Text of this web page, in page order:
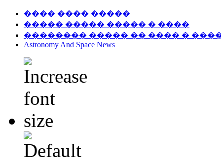
���� ���� �����
����� ����� ����� � ����
�������� ����� �� ���� �
Astronomy And Space News